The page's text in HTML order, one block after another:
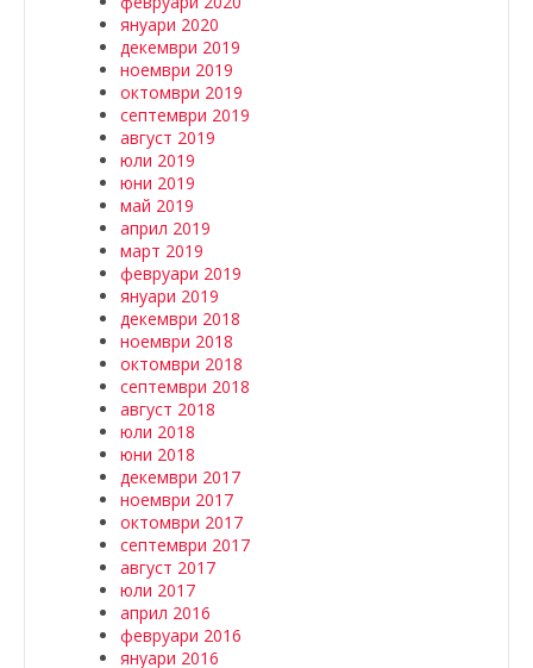
януари 2020
декември 2019
ноември 2019
октомври 2019
септември 2019
август 2019
юли 2019
юни 2019
май 2019
април 2019
март 2019
февруари 2019
януари 2019
декември 2018
ноември 2018
октомври 2018
септември 2018
август 2018
юли 2018
юни 2018
декември 2017
ноември 2017
октомври 2017
септември 2017
август 2017
юли 2017
април 2016
февруари 2016
януари 2016